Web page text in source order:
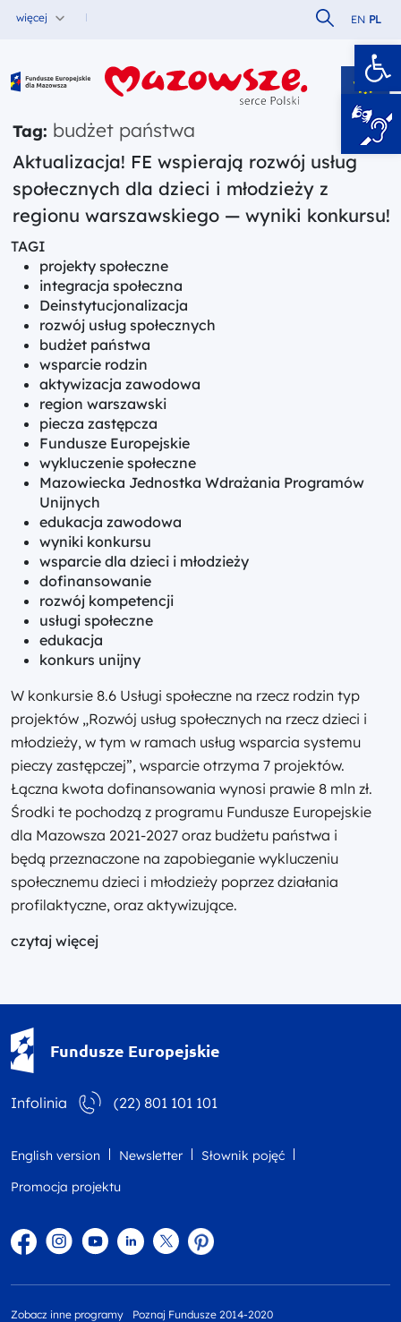
więcej Szukaj w
EN PL
Fundusze Europejskie dla Mazowsza
Tag: budżet państwa
Aktualizacja! FE wspierają rozwój usług
społecznych dla dzieci i młodzieży z
regionu warszawskiego — wyniki konkursu!
TAGI
projekty społeczne
integracja społeczna
Deinstytucjonalizacja
rozwój usług społecznych
budżet państwa
wsparcie rodzin
aktywizacja zawodowa
region warszawski
piecza zastępcza
Fundusze Europejskie
wykluczenie społeczne
Mazowiecka Jednostka Wdrażania Programów
Unijnych
edukacja zawodowa
wyniki konkursu
wsparcie dla dzieci i młodzieży
dofinansowanie
rozwój kompetencji
usługi społeczne
edukacja
konkurs unijny
W konkursie 8.6 Usługi społeczne na rzecz rodzin typ
projektów „Rozwój usług społecznych na rzecz dzieci i
młodzieży, w tym w ramach usług wsparcia systemu
pieczy zastępczej”, wsparcie otrzyma 7 projektów.
Łączna kwota dofinansowania wynosi prawie 8 mln zł.
Środki te pochodzą z programu Fundusze Europejskie
dla Mazowsza 2021-2027 oraz budżetu państwa i
będą przeznaczone na zapobieganie wykluczeniu
społecznemu dzieci i młodzieży poprzez działania
profilaktyczne, oraz aktywizujące.
czytaj więcej
Fundusze Europejskie
Infolinia (22) 801 101 101
English version Newsletter
Słownik pojęć
Promocja projektu
FacebookInstagram
YouTubeLinkedintwitterPinterest
Zobacz inne programy Poznaj Fundusze 2014-2020